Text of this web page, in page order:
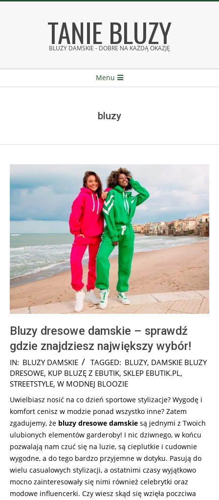
TANIE BLUZY
BLUZY DAMSKIE - DOBRE NA KAŻDĄ OKAZJĘ
Menu
bluzy
Bluzy dresowe damskie – sprawdź
gdzie znajdziesz największy wybór!
2026-
07-
30
IN: BLUZY DAMSKIE TAGGED: BLUZY, DAMSKIE BLUZY
DRESOWE, KUP BLUZĘ Z EBUTIK, SKLEP EBUTIK.PL,
STREETSTYLE, W MODNEJ BLOOZIE
Uwielbiasz nosić na co dzień sportowe stylizacje? Wygodę i
komfort cenisz w modzie ponad wszystko inne? Zatem
zgadujemy, że bluzy dresowe damskie są jednymi z Twoich
ulubionych elementów garderoby! I nic dziwnego, w końcu
pozwalają nam czuć się na luzie, są cieplutkie i cudownie
wygodne, a do tego bardzo przyjemne w dotyku. Pasują do
wielu casualowych stylizacji, a ostatnimi czasy wyjątkowo
mocno zainteresowały się nimi również celebrytki oraz
modowe influencerki. Czy wiesz skąd się wzięła poczciwa